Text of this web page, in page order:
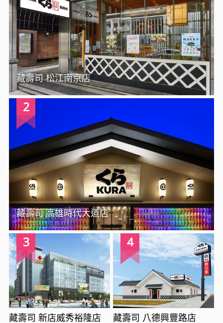
藏壽司 松江南京店
2
藏壽司 高雄時代大道店
3
藏壽司 新店威秀裕隆店
4
藏壽司 八德興豐路店